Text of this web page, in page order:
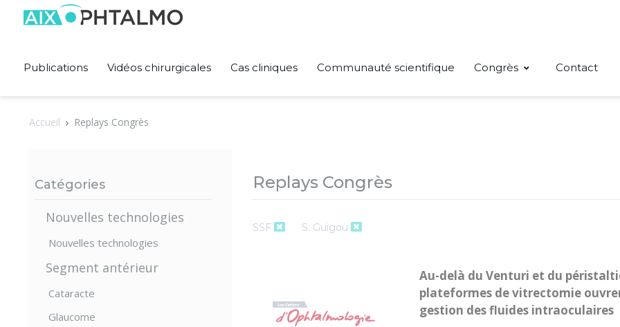
Publications Vidéos chirurgicales Cas cliniques Communauté scientifique Congrès Contact
Accueil Replays Congrès
Catégories
Nouvelles technologies
Nouvelles technologies
Segment antérieur
Cataracte
Glaucome
Replays Congrès
SSF S. Guigou
Au-delà du Venturi et du
plateformes de vitrectomie
gestion des fluides intraoculaires
Panneau de gestion des cookies